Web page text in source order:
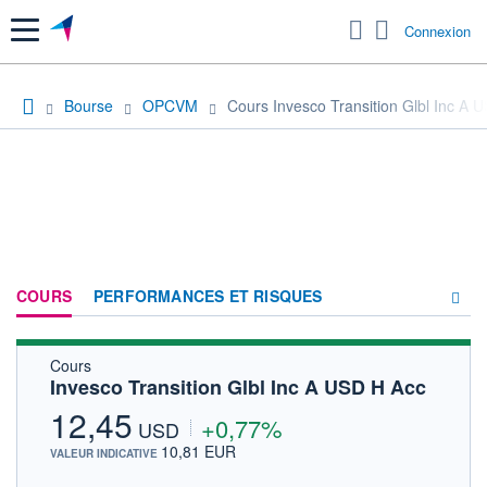
Menu Connexion
Bourse OPCVM Cours Invesco Transition Glbl Inc A
COURS PERFORMANCES ET RISQUES
Cours
Invesco Transition Glbl Inc A USD H Acc
12,45 USD +0,77%
VALEUR INDICATIVE 10,81 EUR